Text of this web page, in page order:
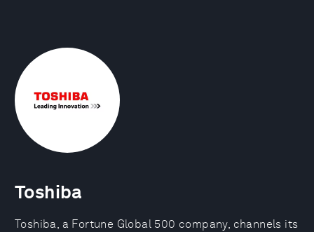
Toshiba
Toshiba, a Fortune Global 500 company, channels its